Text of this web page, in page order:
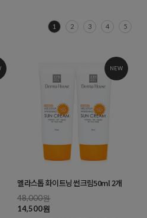
1 2 3 4 5
NEW
멜라스톱 화이트닝 썬크림50ml 2개
48,000원
14,500원